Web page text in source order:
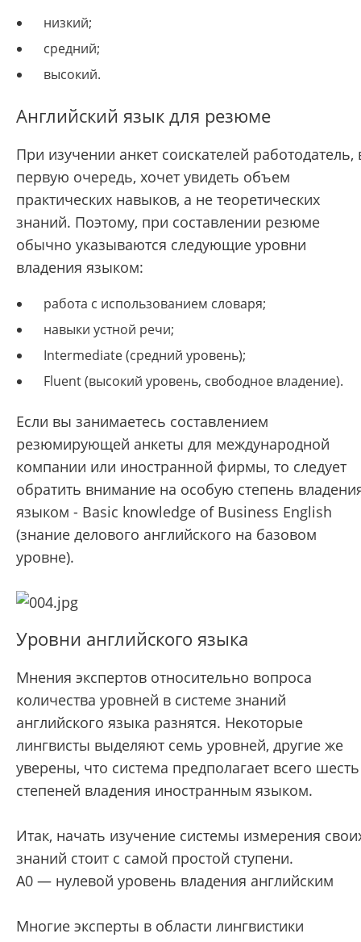
низкий;
средний;
высокий.
Английский язык для резюме
При изучении анкет соискателей работодатель,
первую очередь, хочет увидеть объем
практических навыков, а не теоретических
знаний. Поэтому, при составлении резюме
обычно указываются следующие уровни
владения языком:
работа с использованием словаря;
навыки устной речи;
Intermediate (средний уровень);
Fluent (высокий уровень, свободное владение).
Если вы занимаетесь составлением
резюмирующей анкеты для международной
компании или иностранной фирмы, то следует
обратить внимание на особую степень
языком - Basic knowledge of Business English
(знание делового английского на базовом
уровне).
Уровни английского языка
Мнения экспертов относительно вопроса
количества уровней в системе знаний
английского языка разнятся. Некоторые
лингвисты выделяют семь уровней, другие же
уверены, что система предполагает всего шесть
степеней владения иностранным языком.
Итак, начать изучение системы измерения
знаний стоит с самой простой ступени.
A0 — нулевой уровень владения английским
Многие эксперты в области лингвистики